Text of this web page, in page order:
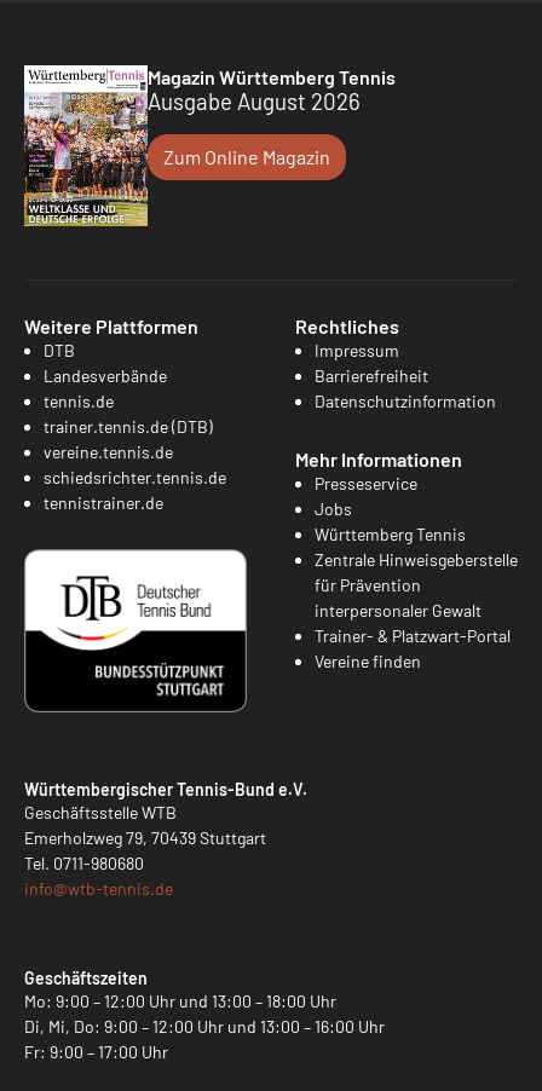
Magazin Württemberg Tennis
Ausgabe August 2026
Zum Online Magazin
Weitere Plattformen
DTB
Landesverbände
tennis.de
trainer.tennis.de (DTB)
vereine.tennis.de
schiedsrichter.tennis.de
tennistrainer.de
Rechtliches
Impressum
Barrierefreiheit
Datenschutzinformation
Mehr Informationen
Presseservice
Jobs
Württemberg Tennis
Zentrale Hinweisgeberstelle
für Prävention
interpersonaler Gewalt
Trainer- & Platzwart-Portal
Vereine finden
Württembergischer Tennis-Bund e.V.
Geschäftsstelle WTB
Emerholzweg 79, 70439 Stuttgart
Tel. 0711-980680
info@wtb-tennis.de
Geschäftszeiten
Mo: 9:00 – 12:00 Uhr und 13:00 – 18:00 Uhr
Di, Mi, Do: 9:00 – 12:00 Uhr und 13:00 – 16:00 Uhr
Fr: 9:00 – 17:00 Uhr